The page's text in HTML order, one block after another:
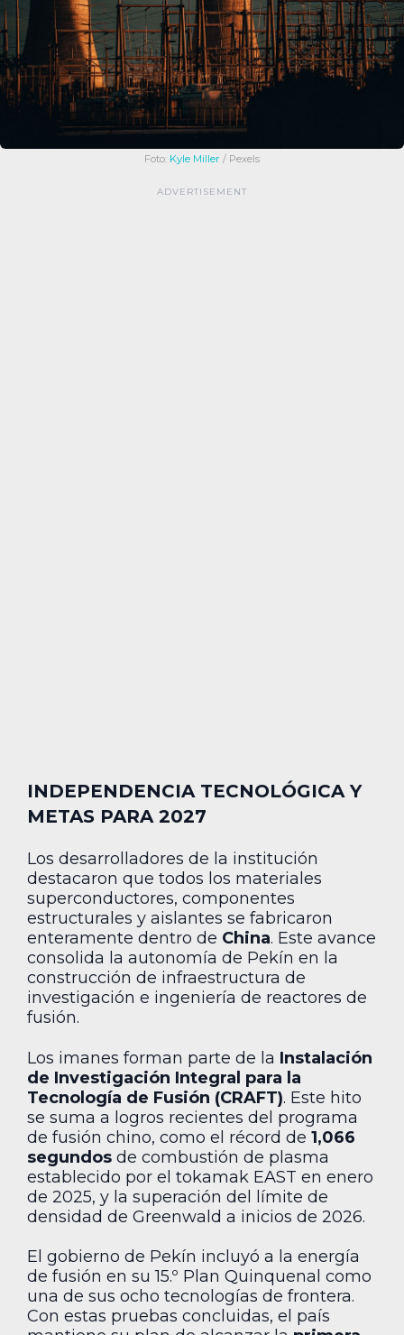
Foto: Kyle Miller / Pexels
INDEPENDENCIA TECNOLÓGICA Y
METAS PARA 2027
Los desarrolladores de la institución
destacaron que todos los materiales
superconductores, componentes
estructurales y aislantes se fabricaron
enteramente dentro de China. Este avance
consolida la autonomía de Pekín en la
construcción de infraestructura de
investigación e ingeniería de reactores de
fusión.
Los imanes forman parte de la Instalación
de Investigación Integral para la
Tecnología de Fusión (CRAFT). Este hito
se suma a logros recientes del programa
de fusión chino, como el récord de 1,066
segundos de combustión de plasma
establecido por el tokamak EAST en enero
de 2025, y la superación del límite de
densidad de Greenwald a inicios de 2026.
El gobierno de Pekín incluyó a la energía
de fusión en su 15.º Plan Quinquenal como
una de sus ocho tecnologías de frontera.
Con estas pruebas concluidas, el país